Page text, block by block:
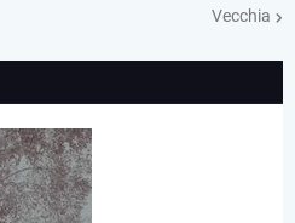
Vecchia